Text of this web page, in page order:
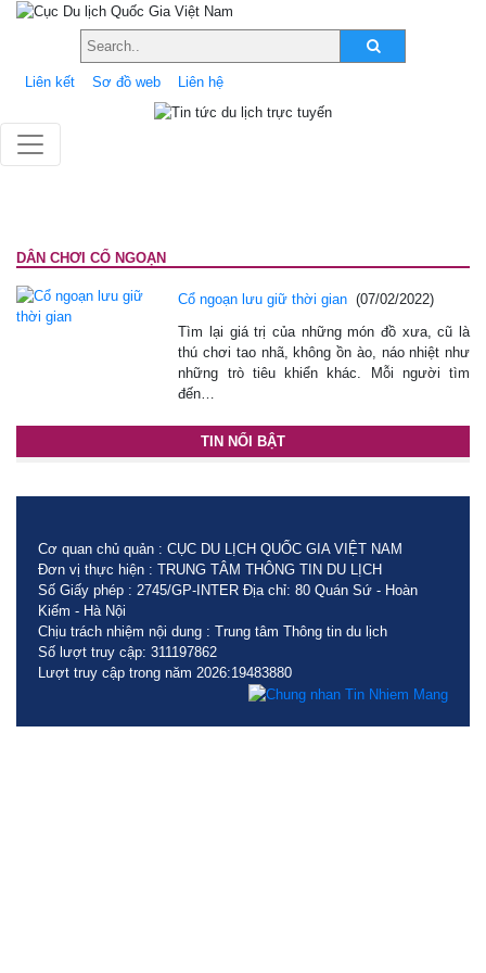
Liên kết Sơ đồ web Liên hệ
DÂN CHƠI CỔ NGOẠN
Cổ ngoạn lưu giữ thời gian (07/02/2022)
Tìm lại giá trị của những món đồ xưa, cũ là
thú chơi tao nhã, không ồn ào, náo nhiệt như
những trò tiêu khiển khác. Mỗi người tìm
đến…
TIN NỔI BẬT
Cơ quan chủ quản : CỤC DU LỊCH QUỐC GIA VIỆT NAM
Đơn vị thực hiện : TRUNG TÂM THÔNG TIN DU LỊCH
Số Giấy phép : 2745/GP-INTER Địa chỉ: 80 Quán Sứ - Hoàn
Kiếm - Hà Nội
Chịu trách nhiệm nội dung : Trung tâm Thông tin du lịch
Số lượt truy cập: 311197862
Lượt truy cập trong năm 2026:19483880